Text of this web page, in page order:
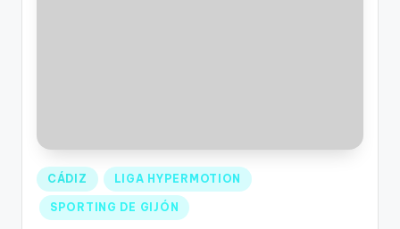
CÁDIZ LIGA HYPERMOTION
SPORTING DE GIJÓN